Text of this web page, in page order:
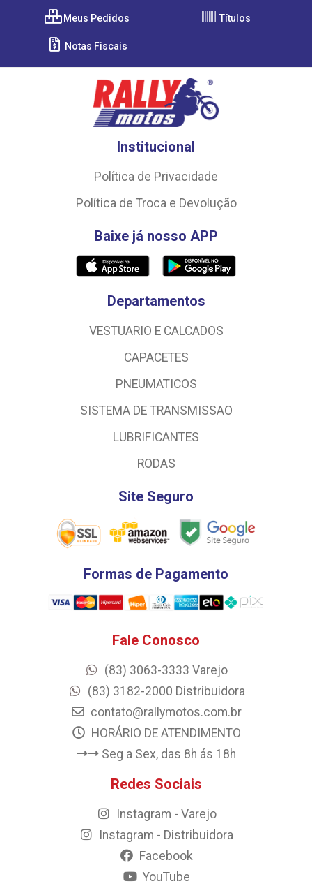
Meus Pedidos Títulos
Notas Fiscais
Institucional
Política de Privacidade
Política de Troca e Devolução
Baixe já nosso APP
Departamentos
VESTUARIO E CALCADOS
CAPACETES
PNEUMATICOS
SISTEMA DE TRANSMISSAO
LUBRIFICANTES
RODAS
Site Seguro
Formas de Pagamento
Fale Conosco
(83) 3063-3333 Varejo
(83) 3182-2000 Distribuidora
contato@rallymotos.com.br
HORÁRIO DE ATENDIMENTO
Seg a Sex, das 8h ás 18h
Redes Sociais
Instagram - Varejo
Instagram - Distribuidora
Facebook
YouTube